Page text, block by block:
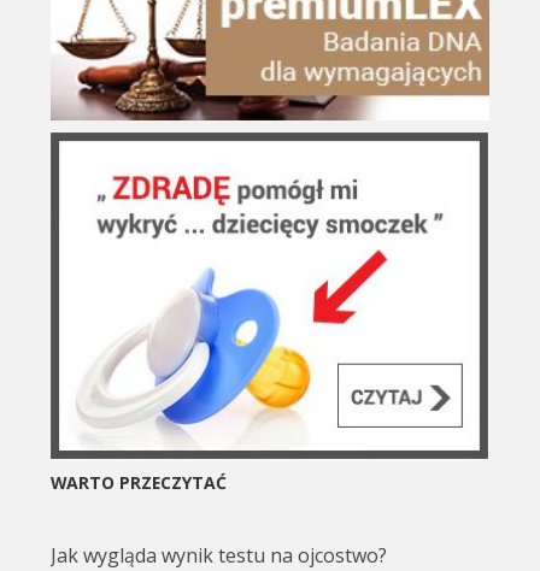
WARTO PRZECZYTAĆ
Jak wygląda wynik testu na ojcostwo?